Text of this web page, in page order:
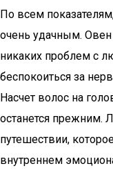
По всем
очень удачным. Овен
никаких проблем с
беспокоиться за
Насчет волос на
останется прежним.
путешествии,
внутреннем